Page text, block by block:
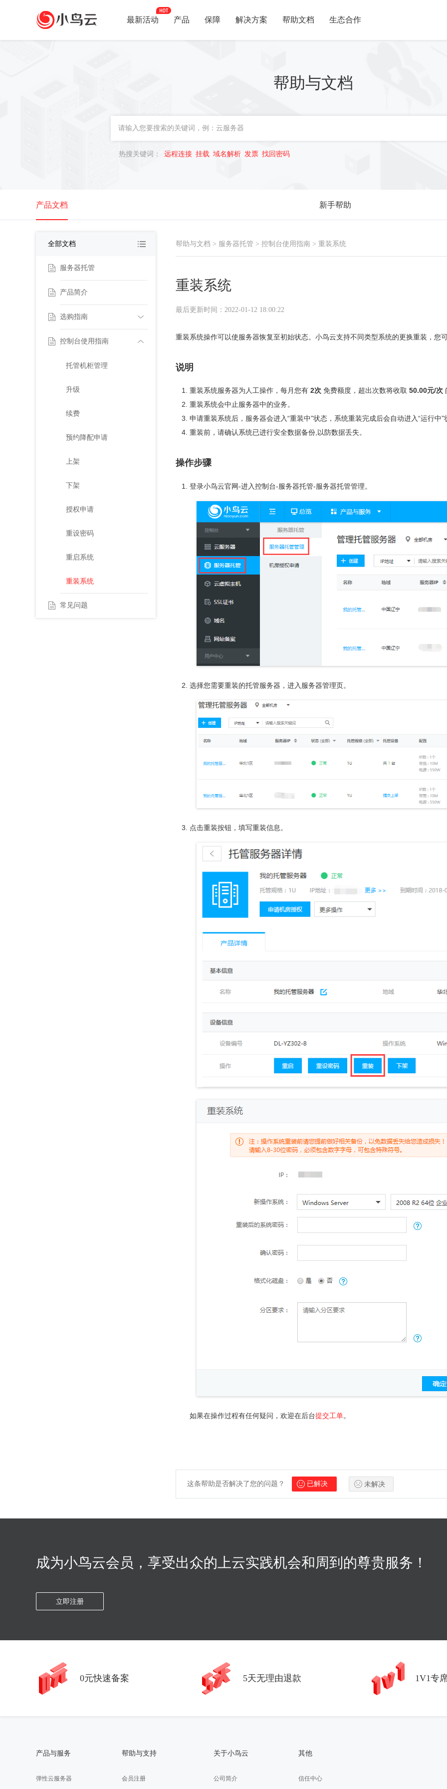
最新活动 产品 保障 解决方案 帮助文档 生态合作
帮助与文档
热搜关键词： 远程连接 挂载 域名解析 发票 找回密码
产品文档 新手帮助
全部文档
服务器托管
产品简介
选购指南
购买服务器托管
产品价格
产品规则
控制台使用指南
托管机柜管理
升级
续费
预约降配申请
上架
下架
授权申请
重设密码
重启系统
重装系统
常见问题
帮助与文档 > 服务器托管 > 控制台使用指南 > 重装系统
重装系统
最后更新时间：2022-01-12 18:00:22
重装系统操作可以使服务器恢复至初始状态。小鸟云支持不同类型系统的更换重装，您
说明
重装系统服务器为人工操作，每月您有 2次 免费额度，超出次数将收取 50.00元/次
重装系统会中止服务器中的业务。
申请重装系统后，服务器会进入“重装中”状态，系统重装完成后会自动进入“运行中”
重装前，请确认系统已进行安全数据备份,以防数据丢失。
操作步骤
登录小鸟云官网-进入控制台-服务器托管-服务器托管管理。
选择您需要重装的托管服务器，进入服务器管理页。
点击重装按钮，填写重装信息。
如果在操作过程有任何疑问，欢迎在后台提交工单。
这条帮助是否解决了您的问题？ 已解决 未解决
成为小鸟云会员，享受出众的上云实践机会和周到的尊贵服务！
立即注册
0元快速备案 5天无理由退款 1V1专
产品与服务
弹性云服务器
帮助与支持
会员注册
关于小鸟云
公司简介
其他
信任中心